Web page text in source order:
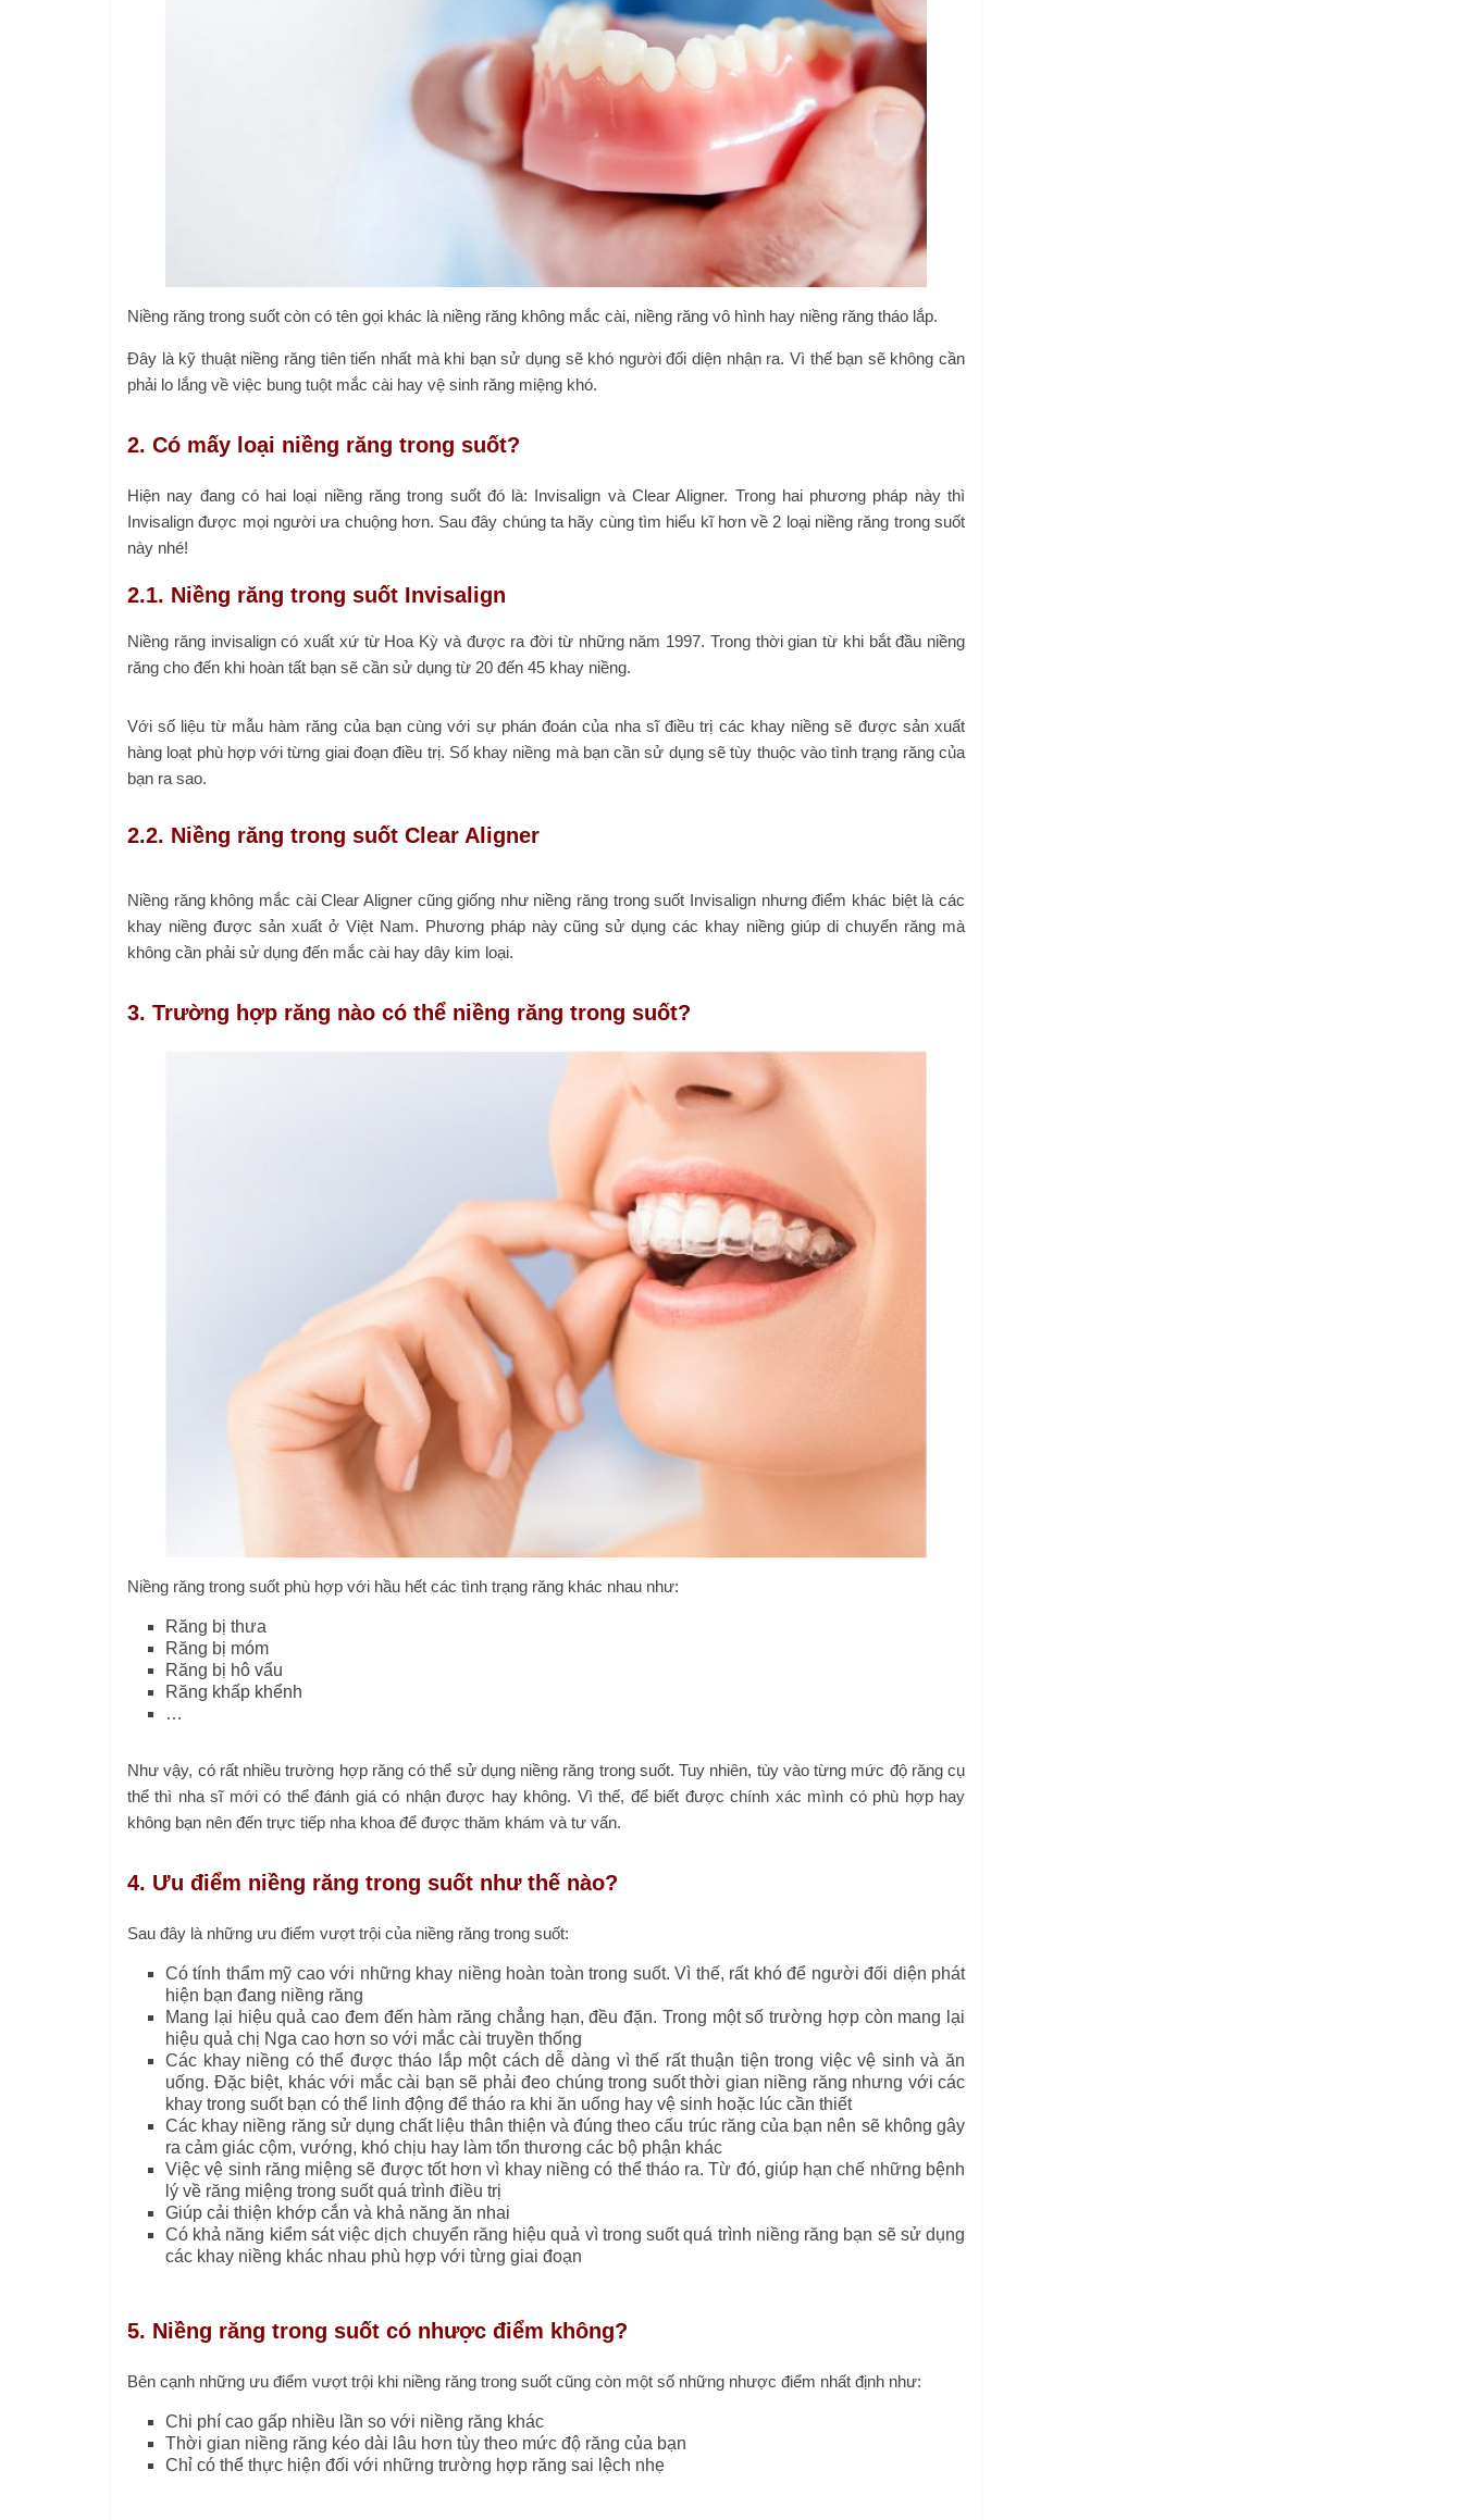
Niềng răng trong suốt còn có tên gọi khác là niềng răng không mắc cài, niềng răng vô hình hay niềng răng tháo lắp.
Đây là kỹ thuật niềng răng tiên tiến nhất mà khi bạn sử dụng sẽ khó người đối diện nhận ra. Vì thế bạn sẽ không cần
phải lo lắng về việc bung tuột mắc cài hay vệ sinh răng miệng khó.
2. Có mấy loại niềng răng trong suốt?
Hiện nay đang có hai loại niềng răng trong suốt đó là: Invisalign và Clear Aligner. Trong hai phương pháp này thì
Invisalign được mọi người ưa chuộng hơn. Sau đây chúng ta hãy cùng tìm hiểu kĩ hơn về 2 loại niềng răng trong suốt
này nhé!
2.1. Niềng răng trong suốt Invisalign
Niềng răng invisalign có xuất xứ từ Hoa Kỳ và được ra đời từ những năm 1997. Trong thời gian từ khi bắt đầu niềng
răng cho đến khi hoàn tất bạn sẽ cần sử dụng từ 20 đến 45 khay niềng.
Với số liệu từ mẫu hàm răng của bạn cùng với sự phán đoán của nha sĩ điều trị các khay niềng sẽ được sản xuất
hàng loạt phù hợp với từng giai đoạn điều trị. Số khay niềng mà bạn cần sử dụng sẽ tùy thuộc vào tình trạng răng của
bạn ra sao.
2.2. Niềng răng trong suốt Clear Aligner
Niềng răng không mắc cài Clear Aligner cũng giống như niềng răng trong suốt Invisalign nhưng điểm khác biệt là các
khay niềng được sản xuất ở Việt Nam. Phương pháp này cũng sử dụng các khay niềng giúp di chuyển răng mà
không cần phải sử dụng đến mắc cài hay dây kim loại.
3. Trường hợp răng nào có thể niềng răng trong suốt?
Niềng răng trong suốt phù hợp với hầu hết các tình trạng răng khác nhau như:
Răng bị thưa
Răng bị móm
Răng bị hô vẩu
Răng khấp khểnh
…
Như vậy, có rất nhiều trường hợp răng có thể sử dụng niềng răng trong suốt. Tuy nhiên, tùy vào từng mức độ răng cụ
thể thì nha sĩ mới có thể đánh giá có nhận được hay không. Vì thế, để biết được chính xác mình có phù hợp hay
không bạn nên đến trực tiếp nha khoa để được thăm khám và tư vấn.
4. Ưu điểm niềng răng trong suốt như thế nào?
Sau đây là những ưu điểm vượt trội của niềng răng trong suốt:
Có tính thẩm mỹ cao với những khay niềng hoàn toàn trong suốt. Vì thế, rất khó để người đối diện phát
hiện bạn đang niềng răng
Mang lại hiệu quả cao đem đến hàm răng chẳng hạn, đều đặn. Trong một số trường hợp còn mang lại
hiệu quả chị Nga cao hơn so với mắc cài truyền thống
Các khay niềng có thể được tháo lắp một cách dễ dàng vì thế rất thuận tiện trong việc vệ sinh và ăn
uống. Đặc biệt, khác với mắc cài bạn sẽ phải đeo chúng trong suốt thời gian niềng răng nhưng với các
khay trong suốt bạn có thể linh động để tháo ra khi ăn uống hay vệ sinh hoặc lúc cần thiết
Các khay niềng răng sử dụng chất liệu thân thiện và đúng theo cấu trúc răng của bạn nên sẽ không gây
ra cảm giác cộm, vướng, khó chịu hay làm tổn thương các bộ phận khác
Việc vệ sinh răng miệng sẽ được tốt hơn vì khay niềng có thể tháo ra. Từ đó, giúp hạn chế những bệnh
lý về răng miệng trong suốt quá trình điều trị
Giúp cải thiện khớp cắn và khả năng ăn nhai
Có khả năng kiểm sát việc dịch chuyển răng hiệu quả vì trong suốt quá trình niềng răng bạn sẽ sử dụng
các khay niềng khác nhau phù hợp với từng giai đoạn
5. Niềng răng trong suốt có nhược điểm không?
Bên cạnh những ưu điểm vượt trội khi niềng răng trong suốt cũng còn một số những nhược điểm nhất định như:
Chi phí cao gấp nhiều lần so với niềng răng khác
Thời gian niềng răng kéo dài lâu hơn tùy theo mức độ răng của bạn
Chỉ có thể thực hiện đối với những trường hợp răng sai lệch nhẹ